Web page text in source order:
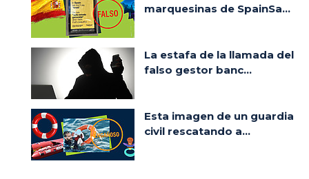
marquesinas de SpainSa...
La estafa de la llamada del
falso gestor banc...
Esta imagen de un guardia
civil rescatando a...